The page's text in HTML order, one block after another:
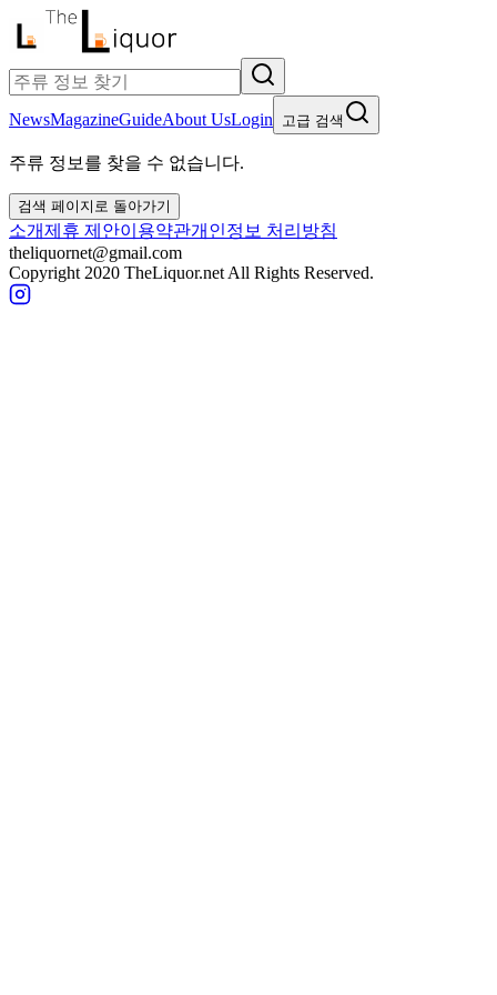
NewsMagazineGuideAbout UsLogin 고급 검색
주류 정보를 찾을 수 없습니다.
검색 페이지로 돌아가기
소개제휴 제안이용약관개인정보 처리방침
theliquornet@gmail.com
Copyright 2020 TheLiquor.net All Rights Reserved.